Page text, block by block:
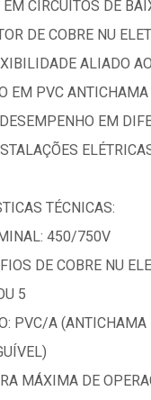
EM CIRCUITOS DE
DE COBRE NU
ALIADO AO
EM PVC ANTICHAMA
EM
TÉCNICAS:
450/750V
DE COBRE NU
5
PVC/A (ANTICHAMA
MÁXIMA DE